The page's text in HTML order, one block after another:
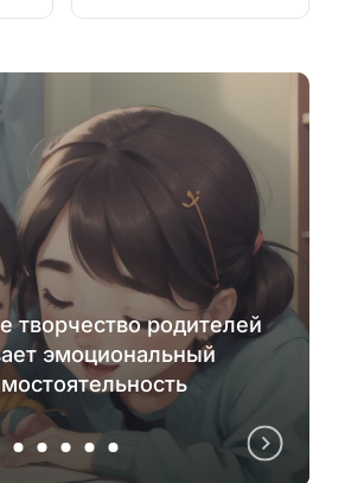
творчество родителей
эмоциональный